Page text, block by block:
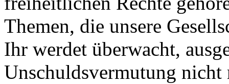
Themen, die unsere
Ihr werdet überwacht,
Unschuldsvermutung nicht